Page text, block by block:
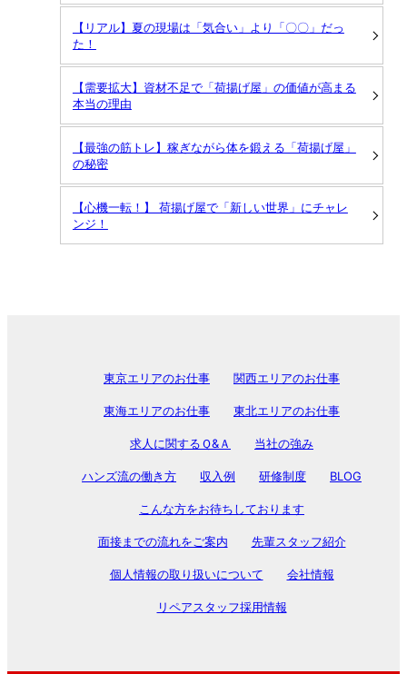
【リアル】夏の現場は「気合い」より「〇〇」だっ
た！
【需要拡大】資材不足で「荷揚げ屋」の価値が高まる
本当の理由
【最強の筋トレ】稼ぎながら体を鍛える「荷揚げ屋」
の秘密
【心機一転！】 荷揚げ屋で「新しい世界」にチャレ
ンジ！
東京エリアのお仕事 関西エリアのお仕事
東海エリアのお仕事 東北エリアのお仕事
求人に関するＱ&Ａ 当社の強み
ハンズ流の働き方 収入例 研修制度 BLOG
こんな方をお待ちしております
面接までの流れをご案内 先輩スタッフ紹介
個人情報の取り扱いについて 会社情報
リペアスタッフ採用情報